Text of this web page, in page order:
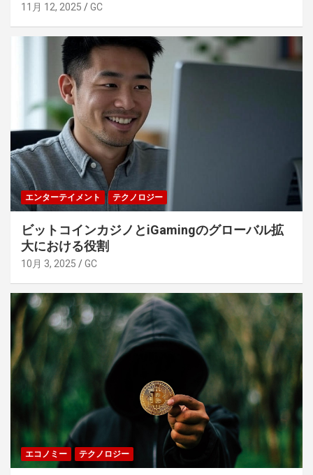
11月 12, 2025 GC
エンターテイメント テクノロジー
ビットコインカジノとiGamingのグローバル拡
大における役割
10月 3, 2025 GC
エコノミー テクノロジー